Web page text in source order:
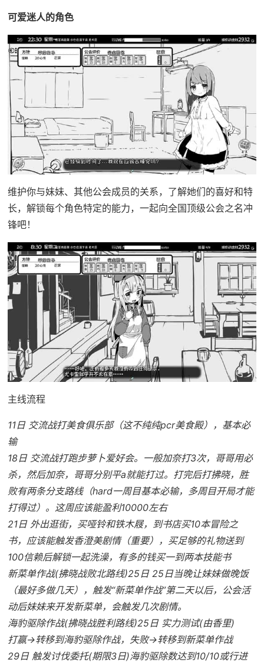
可爱迷人的角色
维护你与妹妹、其他公会成员的关系，了解她们的喜好和特
长，解锁每个角色特定的能力，一起向全国顶级公会之名冲
锋吧！
主线流程
11日 交流战打美食俱乐部（这不纯纯pcr美食殿），基本必
输
18日 交流战打跑步萝卜爱好会。一般加奈打3次，哥哥用必
杀，然后加奈，哥哥分别平a就能打过。打完后打拂晓，胜
败有两条分支路线（hard一周目基本必输，多周目开局才能
打得过）。这周应该能盈利10000左右
21日 外出逛街，买哑铃和铁木屐，到书店买10本冒险之
书，应该能触发香澄美剧情（重要），买足够的礼物送到
100信赖后解锁一起洗澡，有多的钱买一到两本技能书
新菜单作战(拂晓战败北路线)25日 25日当晚让妹妹做晚饭
（最好多做几天），触发“新菜单作战”第二天以后，公会活
动后妹妹来开发新菜单，会触发几次剧情。
海豹驱除作战(拂晓战胜利路线)25日 实力测试(由香里)
打赢→转移到海豹驱除作战，失败→转移到新菜单作战
29日 触发讨伐委托(期限3日)海豹驱除数达到10/10或行进